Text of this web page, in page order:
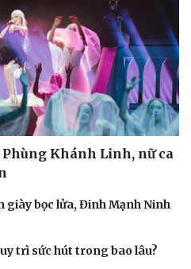
Giải trí
Sao Việt
Khánh Linh, nữ ca
giày bọc lửa, Đinh Mạnh Ninh
trì sức hút trong bao lâu?